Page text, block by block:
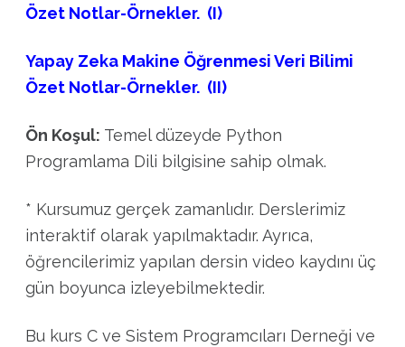
Özet Notlar-Örnekler. (I)
Yapay Zeka Makine Öğrenmesi Veri Bilimi
Özet Notlar-Örnekler. (II)
Ön Koşul: Temel düzeyde Python
Programlama Dili bilgisine sahip olmak.
* Kursumuz gerçek zamanlıdır. Derslerimiz
interaktif olarak yapılmaktadır. Ayrıca,
öğrencilerimiz yapılan dersin video kaydını üç
gün boyunca izleyebilmektedir.
Bu kurs C ve Sistem Programcıları Derneği ve